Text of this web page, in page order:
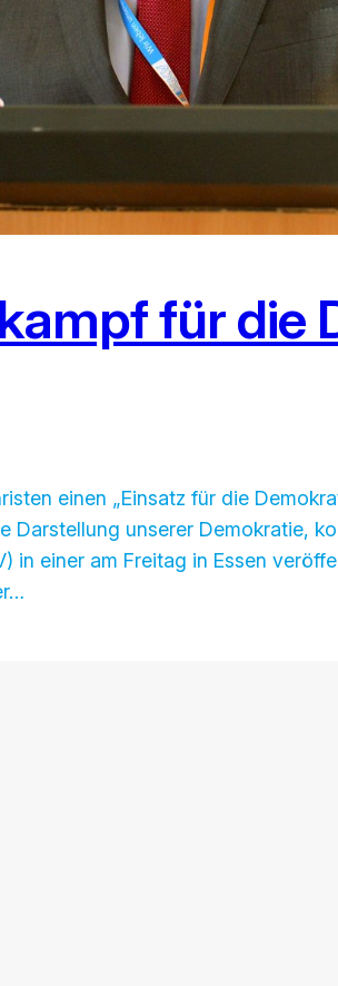
für die
einen „Einsatz für die
Darstellung unserer Demokratie,
in einer am Freitag in Essen